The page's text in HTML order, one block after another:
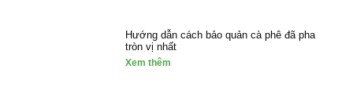
Hướng dẫn cách bảo quản cà phê đã pha
tròn vị nhất
Xem thêm